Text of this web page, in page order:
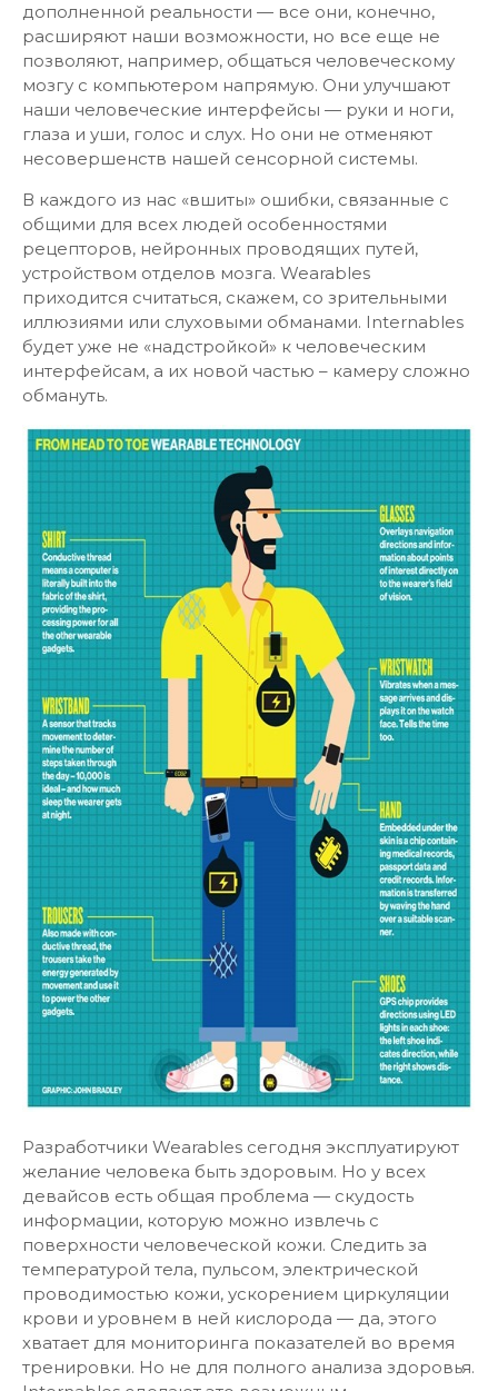
дополненной реальности — все они, конечно,
расширяют наши возможности, но все еще не
позволяют, например, общаться человеческому
мозгу с компьютером напрямую. Они улучшают
наши человеческие интерфейсы — руки и ноги,
глаза и уши, голос и слух. Но они не отменяют
несовершенств нашей сенсорной системы.
В каждого из нас «вшиты» ошибки, связанные с
общими для всех людей особенностями
рецепторов, нейронных проводящих путей,
устройством отделов мозга. Wearables
приходится считаться, скажем, со зрительными
иллюзиями или слуховыми обманами. Internables
будет уже не «надстройкой» к человеческим
интерфейсам, а их новой частью – камеру сложно
обмануть.
Разработчики Wearables сегодня эксплуатируют
желание человека быть здоровым. Но у всех
девайсов есть общая проблема — скудость
информации, которую можно извлечь с
поверхности человеческой кожи. Следить за
температурой тела, пульсом, электрической
проводимостью кожи, ускорением циркуляции
крови и уровнем в ней кислорода — да, этого
хватает для мониторинга показателей во время
тренировки. Но не для полного анализа здоровья.